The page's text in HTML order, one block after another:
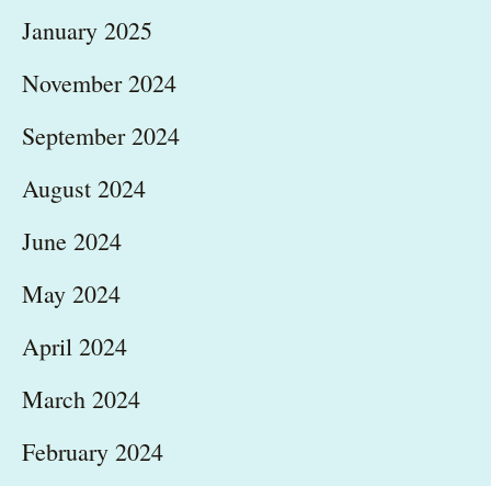
January 2025
November 2024
September 2024
August 2024
June 2024
May 2024
April 2024
March 2024
February 2024